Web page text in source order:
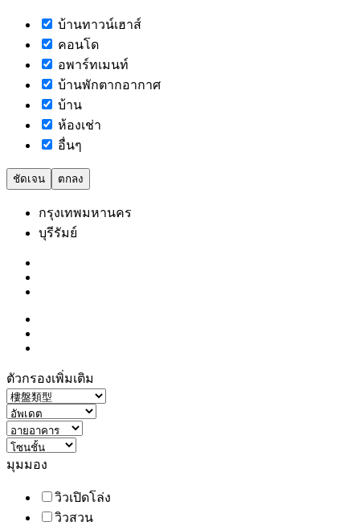
บ้านทาวน์เฮาส์
คอนโด
อพาร์ทเมนท์
บ้านพักตากอากาศ
บ้าน
ห้องเช่า
อื่นๆ
ชัดเจน ตกลง
กรุงเทพมหานคร
บุรีรัมย์
ตัวกรองเพิ่มเติม
มุมมอง
วิวเปิดโล่ง
วิวสวน